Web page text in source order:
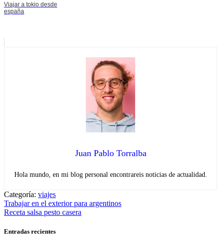
Viajar a tokio desde
españa
Juan Pablo Torralba
Hola mundo, en mi blog personal encontrareis noticias de actualidad.
Categoría: viajes
Navegación
de
entradas
Entrada
anterior:
Trabajar en el exterior para argentinos
Entrada
Receta salsa pesto casera
Entradas recientes